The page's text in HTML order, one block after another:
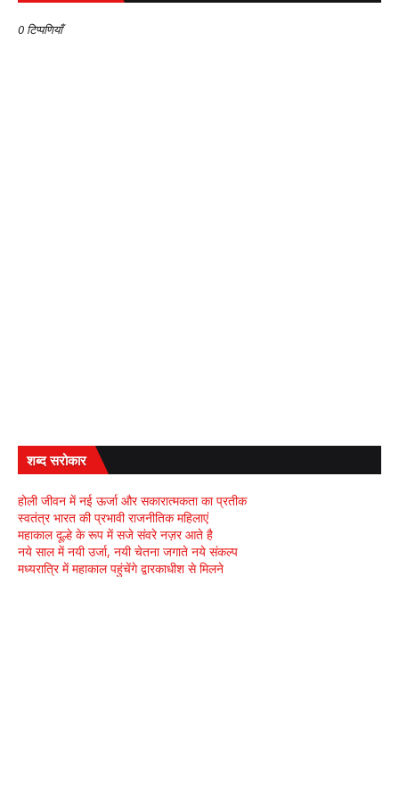
0 टिप्पणियाँ
शब्द सरोकार
होली जीवन में नई ऊर्जा और सकारात्मकता का प्रतीक
स्वतंत्र भारत की प्रभावी राजनीतिक महिलाएं
महाकाल दूल्हे के रूप में सजे संवरे नज़र आते है
नये साल में नयी उर्जा, नयी चेतना जगाते नये संकल्प
मध्यरात्रि में महाकाल पहुंचेंगे द्वारकाधीश से मिलने